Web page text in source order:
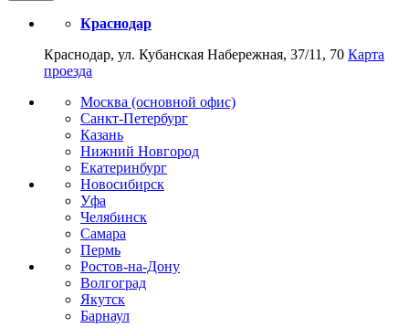
Краснодар
Краснодар, ул. Кубанская Набережная, 37/11, 70 Карта
проезда
Москва (основной офис)
Санкт-Петербург
Казань
Нижний Новгород
Екатеринбург
Новосибирск
Уфа
Челябинск
Самара
Пермь
Ростов-на-Дону
Волгоград
Якутск
Барнаул